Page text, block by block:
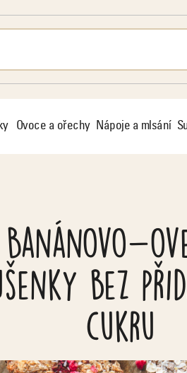
Ovoce a ořechy Nápoje a mlsání
Banánovo-
bez
cukru